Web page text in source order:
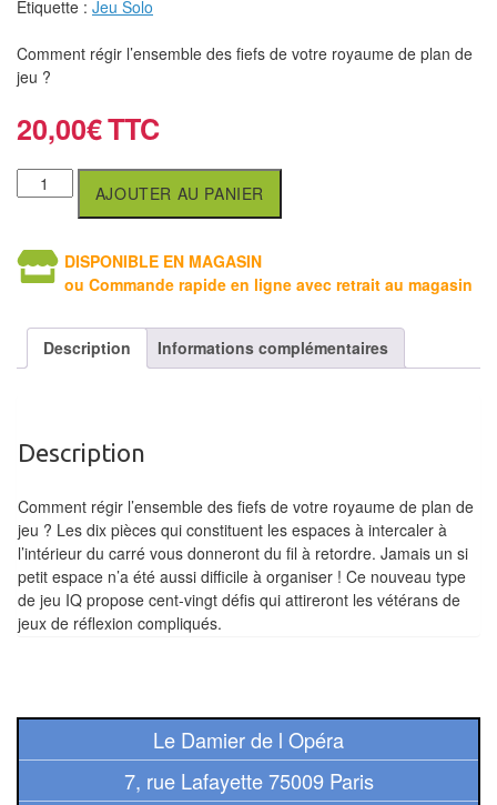
air
Pendules
pour
aveugles
Logiciels
d'échecs
Livres
en
anglais
français
Tables
Accessoires
Jeux
Jeux
de
Étiquette : Jeu Solo
Comment régir l’ensemble des fiefs de votre royaume de plan de
jeu ?
20,00€
AJOUTER AU PANIER
DISPONIBLE EN MAGASIN
ou Commande rapide en ligne avec retrait au magasin
Description Informations complémentaires
Description
Comment régir l’ensemble des fiefs de votre royaume de plan de
jeu ? Les dix pièces qui constituent les espaces à intercaler à
l’intérieur du carré vous donneront du fil à retordre. Jamais un si
petit espace n’a été aussi difficile à organiser ! Ce nouveau type
de jeu IQ propose cent-vingt défis qui attireront les vétérans de
jeux de réflexion compliqués.
Le Damier de l Opéra
7, rue Lafayette 75009 Paris